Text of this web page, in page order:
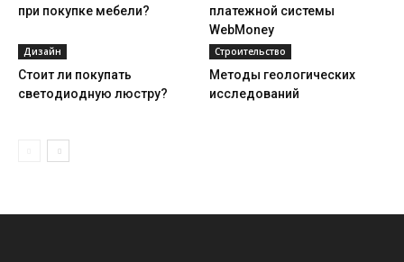
при покупке мебели?
платежной системы
WebMoney
Дизайн
Стоит ли покупать
светодиодную люстру?
Строительство
Методы геологических
исследований